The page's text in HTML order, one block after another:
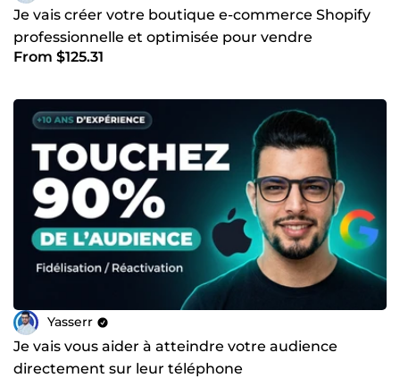
Je vais créer votre boutique e-commerce Shopify
professionnelle et optimisée pour vendre
From $125.31
Yasserr
Je vais vous aider à atteindre votre audience
directement sur leur téléphone